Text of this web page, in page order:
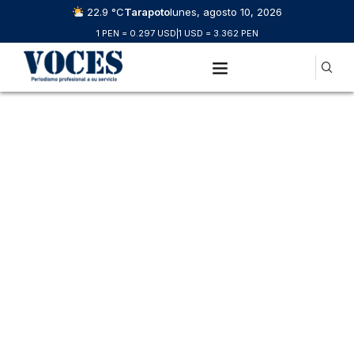
22.9 °CTarapotolunes, agosto 10, 2026
1 PEN = 0.297 USD 1 USD = 3.362 PEN